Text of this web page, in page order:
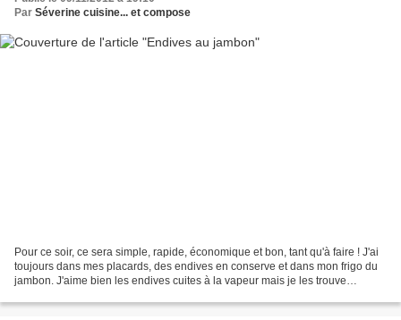
Par Séverine cuisine... et compose
Pour ce soir, ce sera simple, rapide, économique et bon, tant qu'à faire ! J'ai
toujours dans mes placards, des endives en conserve et dans mon frigo du
jambon. J'aime bien les endives cuites à la vapeur mais je les trouve